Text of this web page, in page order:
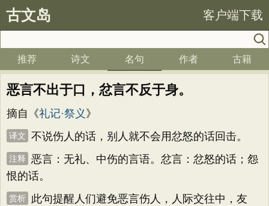
古文岛 客户端下载
推荐 诗文 名句 作者 古籍
恶言不出于口，忿言不反于身。
摘自《礼记·祭义 》
译文 不说伤人的话，别人就不会用忿怒的话回击。
注释
恶言：无礼、中伤的言语。忿言：忿怒的话；怨
恨的话。
赏析
此句提醒人们避免恶言伤人，人际交往中，友